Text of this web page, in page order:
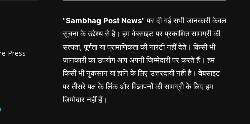
Press
"Sambhag Post News" पर दी गई सभी जानकारी केवल
सूचना के उद्देश्य से है। हम वेबसाइट पर प्रकाशित सामग्री की
सत्यता, पूर्णता या प्रामाणिकता की गारंटी नहीं देते। किसी भी
जानकारी का उपयोग आप अपनी जिम्मेदारी पर करते हैं। हम
किसी भी नुकसान या हानि के लिए उत्तरदायी नहीं हैं। वेबसाइट
पर तीसरे पक्ष के लिंक और विज्ञापनों की सामग्री के लिए हम
जिम्मेदार नहीं हैं।